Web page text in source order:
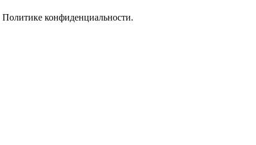
Политике конфиденциальности.